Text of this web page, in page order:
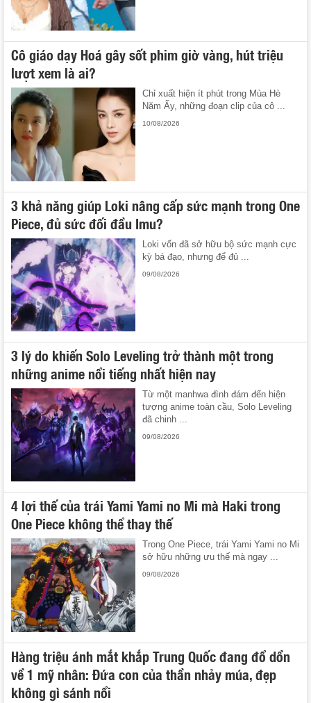
Cô giáo dạy Hoá gây sốt phim giờ vàng, hút triệu
lượt xem là ai?
Chỉ xuất hiện ít phút trong Mùa Hè
Năm Ấy, những đoạn clip của cô ...
10/08/2026
3 khả năng giúp Loki nâng cấp sức mạnh trong One
Piece, đủ sức đối đầu Imu?
Loki vốn đã sở hữu bộ sức mạnh cực
kỳ bá đạo, nhưng để đủ ...
09/08/2026
3 lý do khiến Solo Leveling trở thành một trong
những anime nổi tiếng nhất hiện nay
Từ một manhwa đình đám đến hiện
tượng anime toàn cầu, Solo Leveling
đã chinh ...
09/08/2026
4 lợi thế của trái Yami Yami no Mi mà Haki trong
One Piece không thể thay thế
Trong One Piece, trái Yami Yami no Mi
sở hữu những ưu thế mà ngay ...
09/08/2026
Hàng triệu ánh mắt khắp Trung Quốc đang đổ dồn
về 1 mỹ nhân: Đứa con của thần nhảy múa, đẹp
không gì sánh nổi